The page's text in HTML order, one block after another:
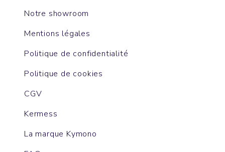
Notre showroom
Mentions légales
Politique de confidentialité
Politique de cookies
CGV
Kermess
La marque Kymono